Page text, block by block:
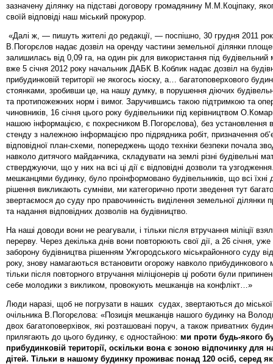
зазначену ділянку на підставі договору громадянину М.М.Коціпаку,
своїй відповіді наш міський прокурор.
«Далі ж, — пишуть жителі до редакції, — поспішно, 30 грудня 2011
В.Погорєлов надає дозвіл на оренду частини земельної ділянки
залишилась від 0,09 га, на один рік для використання під
вже 5 січня 2012 року начальник ДАБК В.Коблик надає дозвіл на
прибудинковій території не якогось кіоску, а… багатоповерхового
стоянками, зробивши це, на нашу думку, в порушення діючих
та протипожежних норм і вимог. Заручившись такою підтримкою та
чиновників, 16 січня цього року будівельники під керівництвом
нашою інформацією, є похресником В.Погорєлова), без установлення
стенду з належною інформацією про підрядника робіт, призначення
відповідної план-схеми, попереджень щодо техніки безпеки почала
навколо дитячого майданчика, складувати на землі різні будівельні
стверджуючи, що у них на всі ці дії є відповідні дозволи та
мешканцями будинку, було проінформовано будівельників, що всі їхні
рішення викликають сумніви, ми категорично проти зведення тут
звертаємося до суду про правочинність виділення земельної ділянки
та надання відповідних дозволів на будівництво.
На наші доводи вони не реагували, і тільки після втручання міліції
перерву. Через декілька днів вони повторюють свої дії, а 26 січня,
заборону будівництва рішенням Ужгородського міськрайонного суду
року, знову намагаються встановити огорожу навколо прибудинкового
тільки після повторного втручання міліціонерів ці роботи були
себе молодики з викликом, провокують мешканців на конфлікт…»
Люди наразі, щоб не погрузати в наших судах, звертаються до міської
очільника В.Погорєлова: «Позиція мешканців нашого будинку на
двох багатоповерхівок, які розташовані поруч, а також приватних
прилягають до цього будинку, є одностайною: ми проти будь-якого
прибудинковій території, оскільки вона є зоною відпочинку для
дітей. Тільки в нашому будинку проживає понад 120 осіб, серед